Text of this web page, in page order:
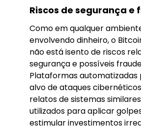
Riscos de segurança e
Como em qualquer
envolvendo dinheiro, o
não está isento de riscos
segurança e possíveis
Plataformas automatizadas
alvo de ataques
relatos de sistemas
utilizados para aplicar
estimular investimentos